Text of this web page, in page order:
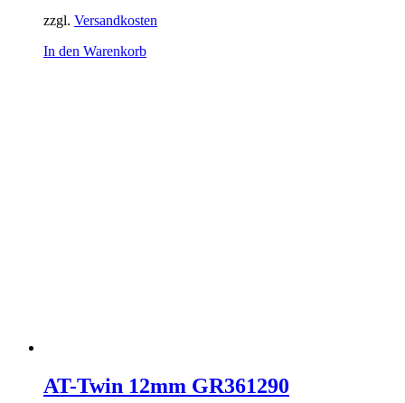
zzgl. Versandkosten
In den Warenkorb
AT-Twin 12mm GR361290